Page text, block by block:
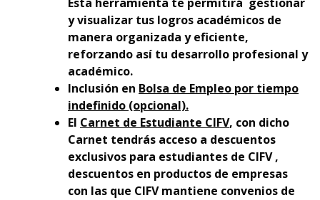
y visualizar tus logros académicos de
manera organizada y eficiente,
reforzando así tu desarrollo profesional y
académico.
Inclusión en Bolsa de Empleo por tiempo
indefinido (opcional).
El Carnet de Estudiante CIFV, con dicho
Carnet tendrás acceso a descuentos
exclusivos para estudiantes de CIFV ,
descuentos en productos de empresas
con las que CIFV mantiene convenios de